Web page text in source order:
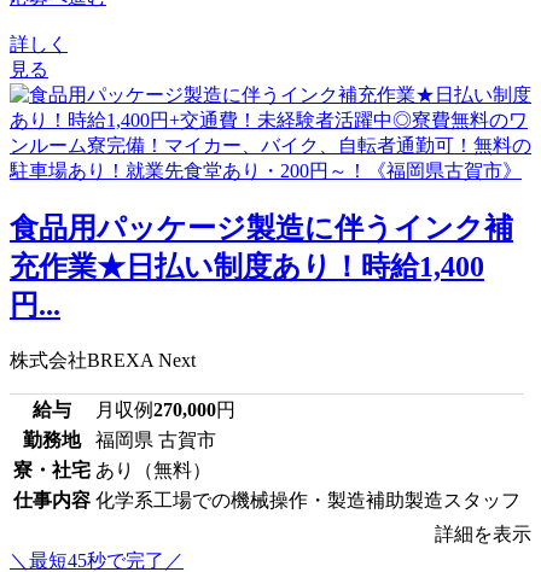
詳しく
見る
食品用パッケージ製造に伴うインク補
充作業★日払い制度あり！時給1,400
円...
株式会社BREXA Next
給与 月収例270,000円
勤務地
福岡県 古賀市
寮・社宅 あり（無料）
仕事内容 化学系工場での機械操作・製造補助製造スタッフ
詳細を表示
＼最短45秒で完了／